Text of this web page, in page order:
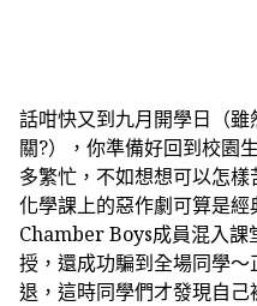
話咁快又到九月開學日（
關?），你準備好回到校園
多繁忙，不如想想可以怎
化學課上的惡作劇可算是
Chamber Boys成員混入課
授，還成功騙到全場同學
退，這時同學們才發現自己